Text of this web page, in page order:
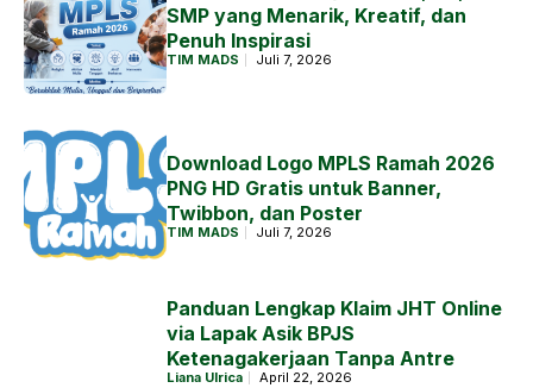
SMP yang Menarik, Kreatif, dan
Penuh Inspirasi
TIM MADS Juli 7, 2026
Download Logo MPLS Ramah 2026
PNG HD Gratis untuk Banner,
Twibbon, dan Poster
TIM MADS Juli 7, 2026
Panduan Lengkap Klaim JHT Online
via Lapak Asik BPJS
Ketenagakerjaan Tanpa Antre
Liana Ulrica April 22, 2026